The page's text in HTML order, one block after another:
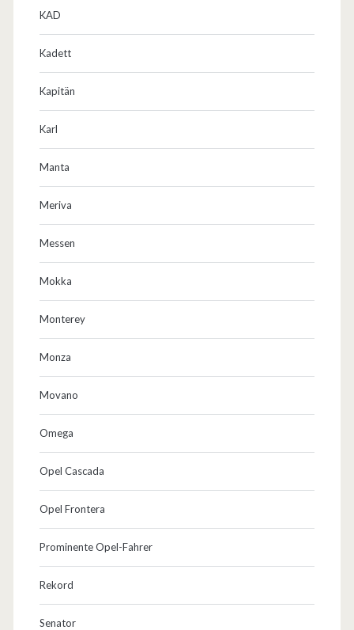
KAD
Kadett
Kapitän
Karl
Manta
Meriva
Messen
Mokka
Monterey
Monza
Movano
Omega
Opel Cascada
Opel Frontera
Prominente Opel-Fahrer
Rekord
Senator